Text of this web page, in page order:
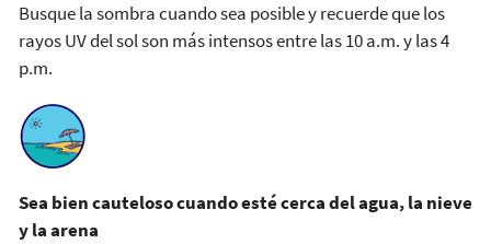
Busque la sombra cuando sea posible y recuerde que los
rayos UV del sol son más intensos entre las 10 a.m. y las 4
p.m.
Sea bien cauteloso cuando esté cerca del agua, la nieve
y la arena